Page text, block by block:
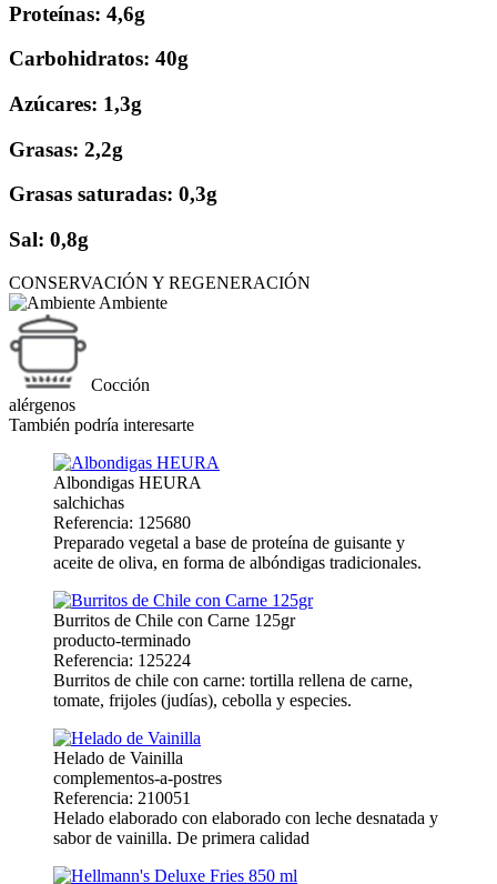
Proteínas: 4,6g
Carbohidratos: 40g
Azúcares: 1,3g
Grasas: 2,2g
Grasas saturadas: 0,3g
Sal: 0,8g
CONSERVACIÓN Y REGENERACIÓN
Ambiente
Cocción
alérgenos
También podría interesarte
Albondigas HEURA
salchichas
Referencia: 125680
Preparado vegetal a base de proteína de guisante y
aceite de oliva, en forma de albóndigas tradicionales.
Burritos de Chile con Carne 125gr
producto-terminado
Referencia: 125224
Burritos de chile con carne: tortilla rellena de carne,
tomate, frijoles (judías), cebolla y especies.
Helado de Vainilla
complementos-a-postres
Referencia: 210051
Helado elaborado con elaborado con leche desnatada y
sabor de vainilla. De primera calidad